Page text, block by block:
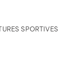
SPORTIVES